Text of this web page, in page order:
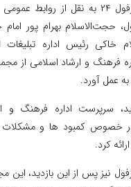
به گزارش دزفول ۲۴ به نقل از
حجت‌الاسلام بهرام پور
خاکی رئیس اداره تبلیغات
فرهنگ و ارشاد اسلامی از
عمل آورد.
سرپرست اداره فرهنگ و
خصوص کمبود ها و مشکلات
کرد.
نیز پس از این بازدید، این